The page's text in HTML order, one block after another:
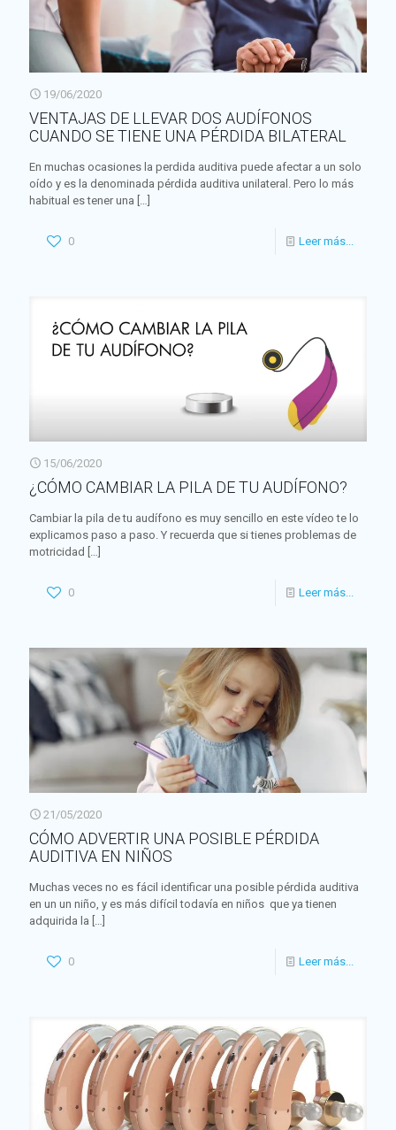
19/06/2020
VENTAJAS DE LLEVAR DOS AUDÍFONOS
CUANDO SE TIENE UNA PÉRDIDA BILATERAL
En muchas ocasiones la perdida auditiva puede afectar a un solo
oído y es la denominada pérdida auditiva unilateral. Pero lo más
habitual es tener una […]
0 Leer más...
15/06/2020
¿CÓMO CAMBIAR LA PILA DE TU AUDÍFONO?
Cambiar la pila de tu audífono es muy sencillo en este vídeo te lo
explicamos paso a paso. Y recuerda que si tienes problemas de
motricidad
0 Leer más...
21/05/2020
CÓMO ADVERTIR UNA POSIBLE PÉRDIDA
AUDITIVA EN NIÑOS
Muchas veces no es fácil identificar una posible pérdida auditiva
en un un niño, y es más difícil todavía en niños que ya tienen
adquirida la […]
0 Leer más...